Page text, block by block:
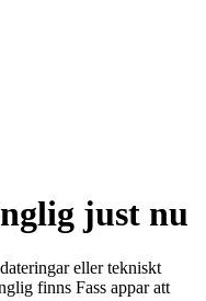
just nu
eller tekniskt
finns Fass appar att